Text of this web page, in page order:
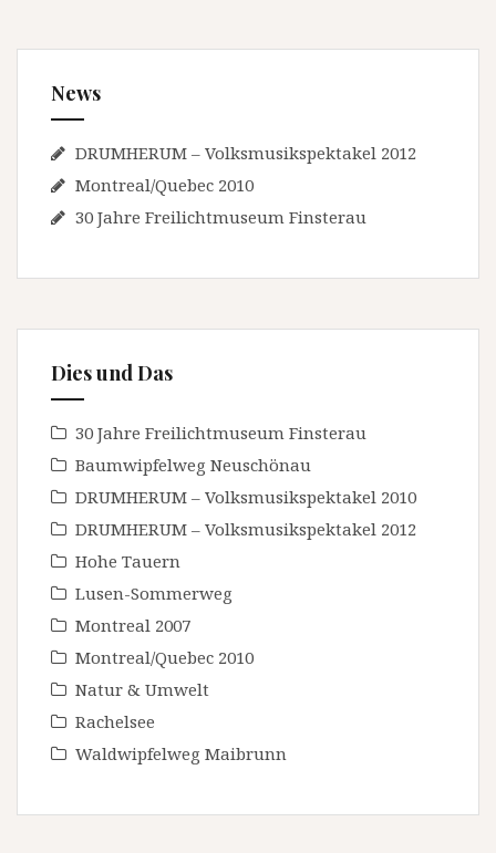
News
DRUMHERUM – Volksmusikspektakel 2012
Montreal/Quebec 2010
30 Jahre Freilichtmuseum Finsterau
Dies und Das
30 Jahre Freilichtmuseum Finsterau
Baumwipfelweg Neuschönau
DRUMHERUM – Volksmusikspektakel 2010
DRUMHERUM – Volksmusikspektakel 2012
Hohe Tauern
Lusen-Sommerweg
Montreal 2007
Montreal/Quebec 2010
Natur & Umwelt
Rachelsee
Waldwipfelweg Maibrunn